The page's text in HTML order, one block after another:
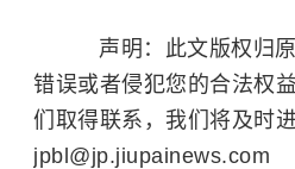
声明：此文版权归原
错误或者侵犯您的合法权
们取得联系，我们将及时
jpbl@jp.jiupainews.com